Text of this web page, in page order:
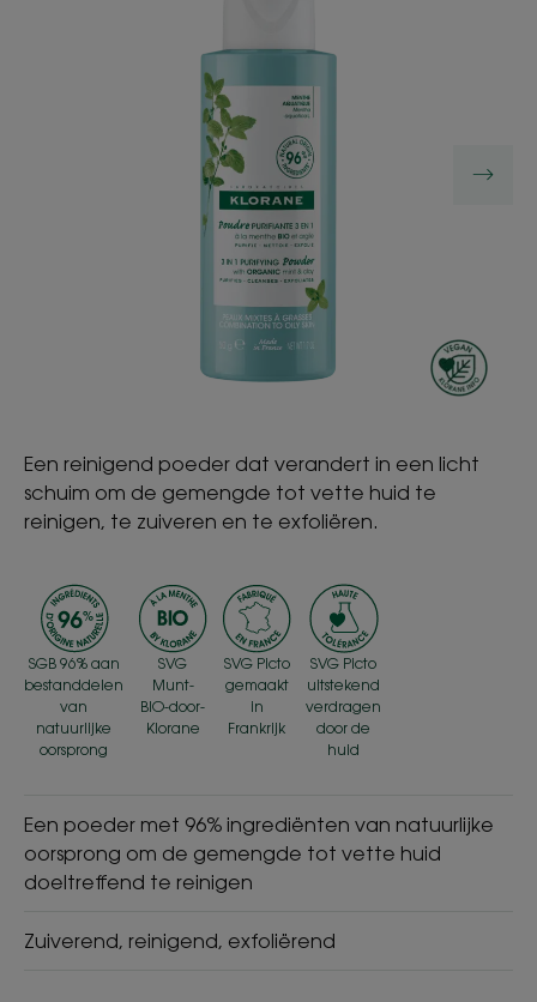
Een reinigend poeder dat verandert in een licht
schuim om de gemengde tot vette huid te
reinigen, te zuiveren en te exfoliëren.
SGB 96% aan
bestanddelen
van
natuurlijke
oorsprong
SVG
Munt-
BIO-door-
Klorane
SVG Picto
gemaakt
in
Frankrijk
SVG Picto
uitstekend
verdragen
door de
huid
Een poeder met 96% ingrediënten van natuurlijke
oorsprong om de gemengde tot vette huid
doeltreffend te reinigen
Zuiverend, reinigend, exfoliërend